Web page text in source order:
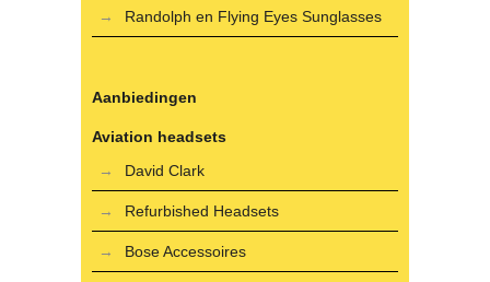
Randolph en Flying Eyes Sunglasses
Aanbiedingen
Aviation headsets
David Clark
Refurbished Headsets
Bose Accessoires